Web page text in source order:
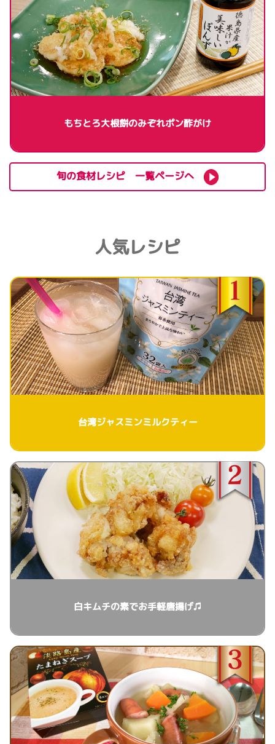
もちとろ大根餅のみぞれポン酢がけ
旬の食材レシピ 一覧ページへ
人気レシピ
台湾ジャスミンミルクティー
白キムチの素でお手軽唐揚げ♫